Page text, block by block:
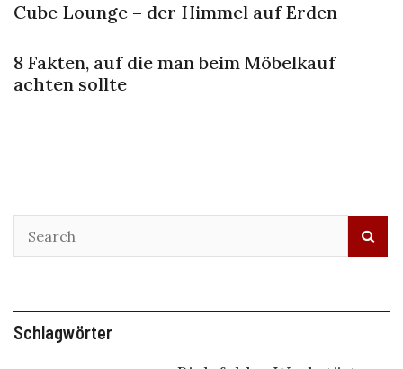
Cube Lounge – der Himmel auf Erden
8 Fakten, auf die man beim Möbelkauf
achten sollte
Schlagwörter